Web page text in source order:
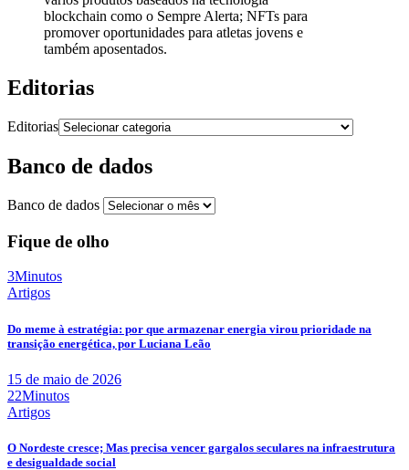
blockchain como o Sempre Alerta; NFTs para
promover oportunidades para atletas jovens e
também aposentados.
Editorias
Editorias
Banco de dados
Banco de dados
Fique de olho
3Minutos
Artigos
Do meme à estratégia: por que armazenar energia virou prioridade na
transição energética, por Luciana Leão
15 de maio de 2026
22Minutos
Artigos
O Nordeste cresce; Mas precisa vencer gargalos seculares na infraestrutura
e desigualdade social